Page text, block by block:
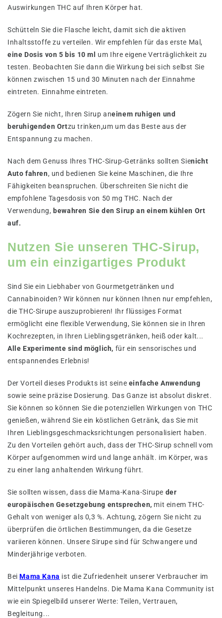
Auswirkungen THC auf Ihren Körper hat.
Schütteln Sie die Flasche leicht, damit sich die aktiven
Inhaltsstoffe zu verteilen. Wir empfehlen für das erste Mal,
eine Dosis von 5 bis 10 ml um Ihre eigene Verträglichkeit zu
testen. Beobachten Sie dann die Wirkung bei sich selbst Sie
können zwischen 15 und 30 Minuten nach der Einnahme
eintreten. Einnahme eintreten.
Zögern Sie nicht, Ihren Sirup aneinem ruhigen und
beruhigenden Ortzu trinken,um um das Beste aus der
Entspannung zu machen.
Nach dem Genuss Ihres THC-Sirup-Getränks sollten Sienicht
Auto fahren, und bedienen Sie keine Maschinen, die Ihre
Fähigkeiten beanspruchen. Überschreiten Sie nicht die
empfohlene Tagesdosis von 50 mg THC. Nach der
Verwendung,bewahren Sie den Sirup an einem kühlen Ort
auf.
Nutzen Sie unseren THC-Sirup,
um ein einzigartiges Produkt
Sind Sie ein Liebhaber von Gourmetgetränken und
Cannabinoiden? Wir können nur können Ihnen nur empfehlen,
die THC-Sirupe auszuprobieren! Ihr flüssiges Format
ermöglicht eine flexible Verwendung, Sie können sie in Ihren
Kochrezepten, in Ihren Lieblingsgetränken, heiß oder kalt...
Alle Experimente sind möglich, für ein sensorisches und
entspannendes Erlebnis!
Der Vorteil dieses Produkts ist seine einfache Anwendung
sowie seine präzise Dosierung. Das Ganze ist absolut diskret.
Sie können so können Sie die potenziellen Wirkungen von THC
genießen, während Sie ein köstlichen Getränk, das Sie mit
Ihren Lieblingsgeschmacksrichtungen personalisiert haben.
Zu den Vorteilen gehört auch, dass der THC-Sirup schnell vom
Körper aufgenommen wird und lange anhält. im Körper, was
zu einer lang anhaltenden Wirkung führt.
Sie sollten wissen, dass die Mama-Kana-Sirupe der
europäischen Gesetzgebung entsprechen, mit einem THC-
Gehalt von weniger als 0,3 %. Achtung, zögern Sie nicht zu
überprüfen die örtlichen Bestimmungen, da die Gesetze
variieren können. Unsere Sirupe sind für Schwangere und
Minderjährige verboten.
BeiMama Kana ist die Zufriedenheit unserer Verbraucher im
Mittelpunkt unseres Handelns. Die Mama Kana Community ist
wie ein Spiegelbild unserer Werte: Teilen, Vertrauen,
Begleitung...